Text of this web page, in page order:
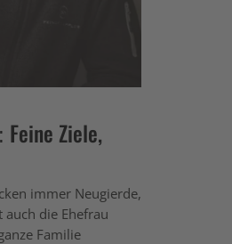
Ziele,
immer Neugierde,
auch die Ehefrau
Familie